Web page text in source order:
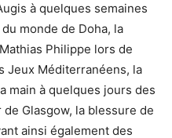
à quelques semaines
monde de Doha, la
Philippe lors de
Jeux Méditerranéens, la
main à quelques jours des
Glasgow, la blessure de
ainsi également des